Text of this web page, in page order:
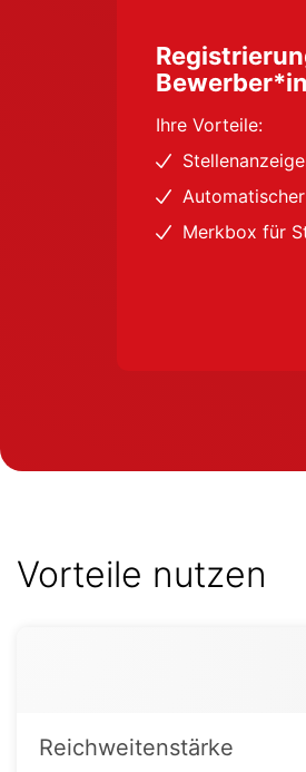
Bewerber*in
Ihre Vorteile:
Merkbox für
Vorteile nutzen
Reichweitenstärke